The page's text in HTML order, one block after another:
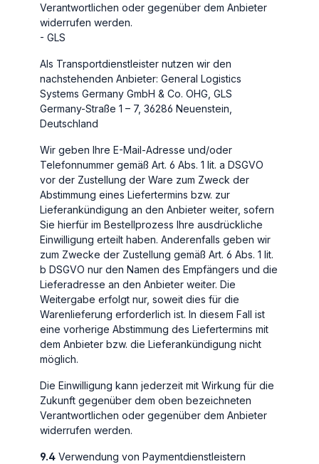
Verantwortlichen oder gegenüber dem Anbieter
widerrufen werden.
- GLS
Als Transportdienstleister nutzen wir den
nachstehenden Anbieter: General Logistics
Systems Germany GmbH & Co. OHG, GLS
Germany-Straße 1 – 7, 36286 Neuenstein,
Deutschland
Wir geben Ihre E-Mail-Adresse und/oder
Telefonnummer gemäß Art. 6 Abs. 1 lit. a DSGVO
vor der Zustellung der Ware zum Zweck der
Abstimmung eines Liefertermins bzw. zur
Lieferankündigung an den Anbieter weiter, sofern
Sie hierfür im Bestellprozess Ihre ausdrückliche
Einwilligung erteilt haben. Anderenfalls geben wir
zum Zwecke der Zustellung gemäß Art. 6 Abs. 1 lit.
b DSGVO nur den Namen des Empfängers und die
Lieferadresse an den Anbieter weiter. Die
Weitergabe erfolgt nur, soweit dies für die
Warenlieferung erforderlich ist. In diesem Fall ist
eine vorherige Abstimmung des Liefertermins mit
dem Anbieter bzw. die Lieferankündigung nicht
möglich.
Die Einwilligung kann jederzeit mit Wirkung für die
Zukunft gegenüber dem oben bezeichneten
Verantwortlichen oder gegenüber dem Anbieter
widerrufen werden.
9.4 Verwendung von Paymentdienstleistern